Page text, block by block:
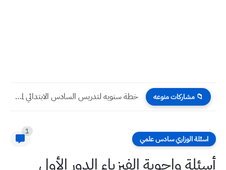
📁 مشاركات منوعه خطة لمادة الرياضيات للتدريس السنوي لعام 2023 صف الخامس الابتدائي
اسئلة الوزاري سادس علمي
1
أسئلة واجوبة الفيزياء الدور الأول